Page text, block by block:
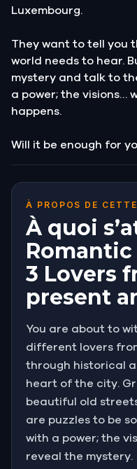
Luxembourg.
They want to tell you
world needs to hear.
mystery and talk to
a power; the visions…
happens.
Will it be enough for
À PROPOS DE
À quoi
3 Lovers
present
You are about to
different lovers
through historical
heart of the city.
beautiful old
are puzzles to be
with a power; the
reveal the mystery.